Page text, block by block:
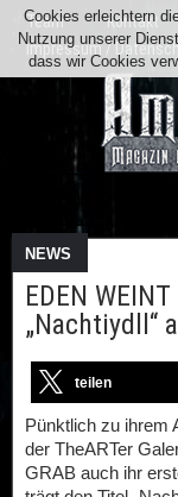
Team Kontakt
Impressum /
NEWS
EDEN
„Nachtiydll“
teilen
Pünktlich zu ihrem
der TheARTer
GRAB auch ihr
Cookies erleichtern
Nutzung unserer
dass wir Cookies